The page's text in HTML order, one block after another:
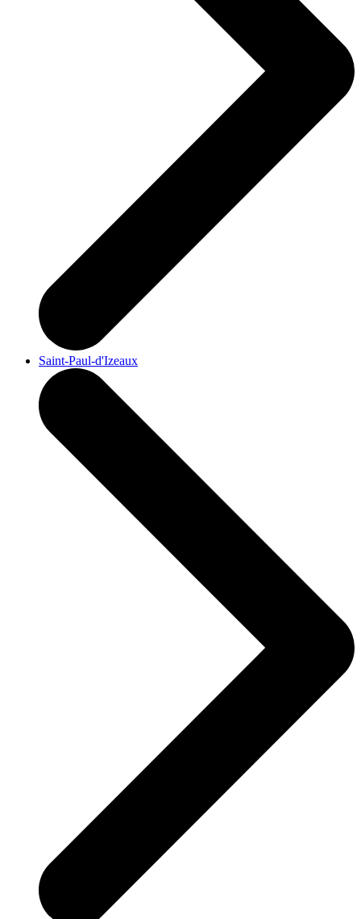
Saint-Paul-d'Izeaux